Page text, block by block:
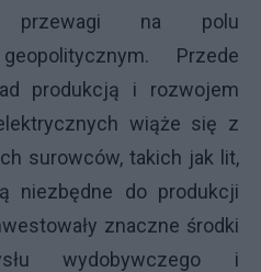
przewagi na polu
Przede
produkcją i rozwojem
wiąże się z
surowców, takich jak lit,
niezbędne do produkcji
znaczne środki
wydobywczego i